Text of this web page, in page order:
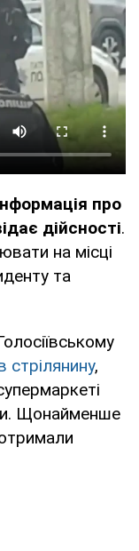
про
дійсності.
на місці
та
стрілянину,
Щонайменше